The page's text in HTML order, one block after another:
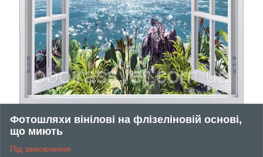
Фотошляхи вінілові на флізеліновій основі,
що миють
Під замовлення